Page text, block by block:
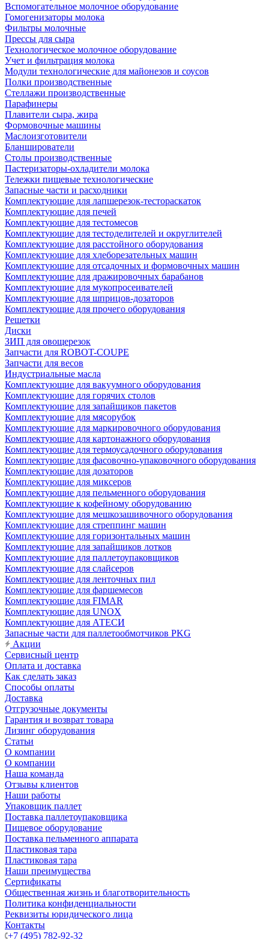
Вспомогательное молочное оборудование
Гомогенизаторы молока
Фильтры молочные
Прессы для сыра
Технологическое молочное оборудование
Учет и фильтрация молока
Модули технологические для майонезов и соусов
Полки производственные
Стеллажи производственные
Парафинеры
Плавители сыра, жира
Формовочные машины
Маслоизготовители
Бланширователи
Столы производственные
Пастеризаторы-охладители молока
Тележки пищевые технологические
Запасные части и расходники
Комплектующие для лапшерезок-тестораскаток
Комплектующие для печей
Комплектующие для тестомесов
Комплектующие для тестоделителей и округлителей
Комплектующие для расстойного оборудования
Комплектующие для хлеборезательных машин
Комплектующие для отсадочных и формовочных машин
Комплектующие для дражировочных барабанов
Комплектующие для мукопросеивателей
Комплектующие для шприцов-дозаторов
Комплектующие для прочего оборудования
Решетки
Диски
ЗИП для овощерезок
Запчасти для ROBOT-COUPE
Запчасти для весов
Индустриальные масла
Комплектующие для вакуумного оборудования
Комплектующие для горячих столов
Комплектующие для запайщиков пакетов
Комплектующие для мясорубок
Комплектующие для маркировочного оборудования
Комплектующие для картонажного оборудования
Комплектующие для термоусадочного оборудования
Комплектующие для фасовочно-упаковочного оборудования
Комплектующие для дозаторов
Комплектующие для миксеров
Комплектующие для пельменного оборудования
Комплектующие к кофейному оборудованию
Комплектующие для мешкозашивочного оборудования
Комплектующие для стреппинг машин
Комплектующие для горизонтальных машин
Комплектующие для запайщиков лотков
Комплектующие для паллетоупаковщиков
Комплектующие для слайсеров
Комплектующие для ленточных пил
Комплектующие для фаршемесов
Комплектующие для FIMAR
Комплектующие для UNOX
Комплектующие для АТЕСИ
Запасные части для паллетообмотчиков PKG
Акции
Сервисный центр
Оплата и доставка
Как сделать заказ
Способы оплаты
Доставка
Отгрузочные документы
Гарантия и возврат товара
Лизинг оборудования
Статьи
О компании
О компании
Наша команда
Отзывы клиентов
Наши работы
Упаковщик паллет
Поставка паллетоупаковщика
Пищевое оборудование
Поставка пельменного аппарата
Пластиковая тара
Пластиковая тара
Наши преимущества
Сертификаты
Общественная жизнь и благотворительность
Политика конфиденциальности
Реквизиты юридического лица
Контакты
+7 (495) 782-92-32